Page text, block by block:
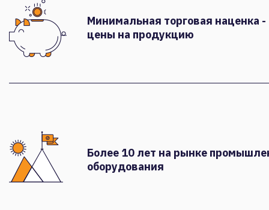
Минимальная торговая наценка
цены на продукцию
Более 10 лет на рынке
оборудования